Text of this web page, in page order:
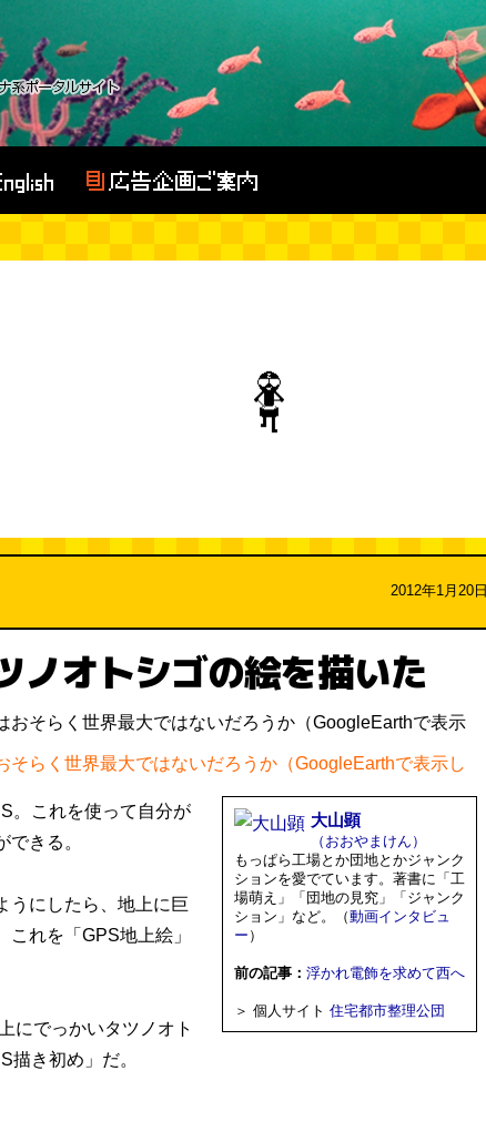
2012年1月20日
ノオトシゴの絵を描いた
そらく世界最大ではないだろうか（GoogleEarthで表示し
。これを使って自分が
きる。
うにしたら、地上に巨
れを「GPS地上絵」
にでっかいタツノオト
描き初め」だ。
大山顕
（おおやまけん）
もっぱら工場とか団地とかジャンク
ションを愛でています。著書に「工
場萌え」「団地の見究」「ジャンク
ション」など。（動画インタビュ
ー ）
前の記事： 浮かれ電飾を求めて西へ
＞ 個人サイト 住宅都市整理公団